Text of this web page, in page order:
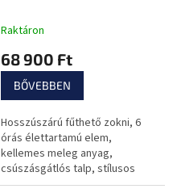
Raktáron
68 900 Ft
BŐVEBBEN
Hosszúszárú fűthető zokni, 6
órás élettartamú elem,
kellemes meleg anyag,
csúszásgátlós talp, stílusos
minta